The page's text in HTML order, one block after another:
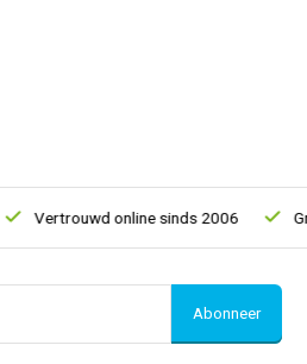
Vertrouwd online sinds 2006 Gratis
Abonneer